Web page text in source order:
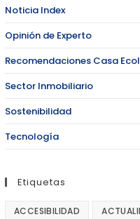
Noticia Index
Opinión de Experto
Recomendaciones Casa
Sector Inmobiliario
Sostenibilidad
Tecnología
Etiquetas
ACCESIBILIDAD